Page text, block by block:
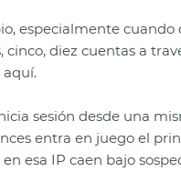
especialmente cuando
diez cuentas a
sesión desde una
entra en juego el
esa IP caen bajo